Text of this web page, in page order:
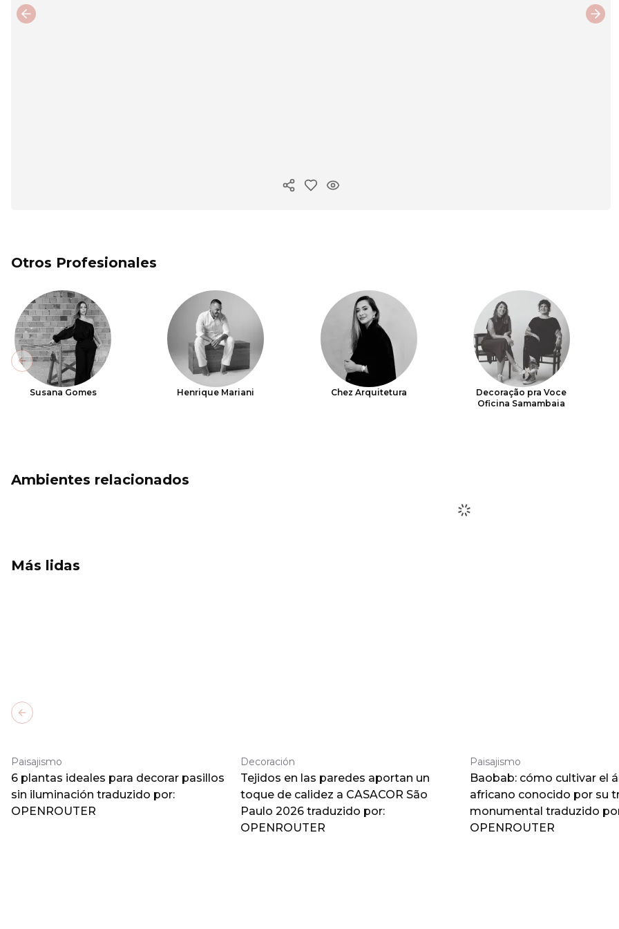
Copiar enlace
Previous slide
Otros Profesionales
Susana Gomes Henrique Mariani Chez Arquitetura
Decoração pra Voce
Oficina Samambaia
Previous slide
Ambientes relacionados
Más lidas
Paisajismo
6 plantas ideales para decorar pasillos
sin iluminación traduzido por:
OPENROUTER
Decoración
Tejidos en las paredes aportan un
toque de calidez a CASACOR São
Paulo 2026 traduzido por:
OPENROUTER
Paisajismo
Baobab: cómo cultivar el
africano conocido por su
monumental traduzido
OPENROUTER
Previous slide